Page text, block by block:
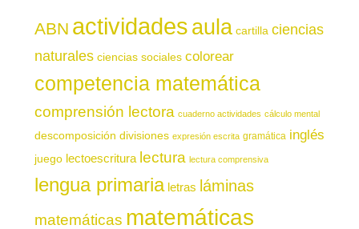
ABN actividadesaula cartilla ciencias
naturales ciencias sociales colorear
competencia matemática
comprensión lectora cuaderno actividades cálculo mental
descomposición divisiones expresión escrita gramática inglés
juego lectoescritura lectura lectura comprensiva
lengua primaria letras láminas
matemáticas matemáticas